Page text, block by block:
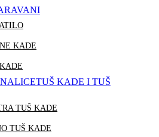
KADE
TUŠ KADE I TUŠ
TUŠ KADE
TUŠ KADE